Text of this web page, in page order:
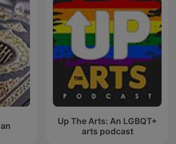
Up The Arts: An LGBQT+
arts podcast